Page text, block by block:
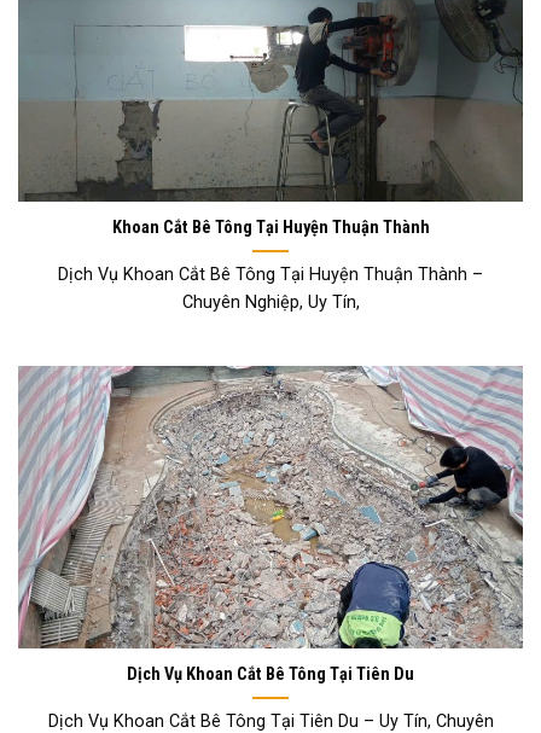
Khoan Cắt Bê Tông Tại Huyện Thuận Thành
Dịch Vụ Khoan Cắt Bê Tông Tại Huyện Thuận Thành –
Chuyên Nghiệp, Uy Tín,
Dịch Vụ Khoan Cắt Bê Tông Tại Tiên Du
Dịch Vụ Khoan Cắt Bê Tông Tại Tiên Du – Uy Tín, Chuyên